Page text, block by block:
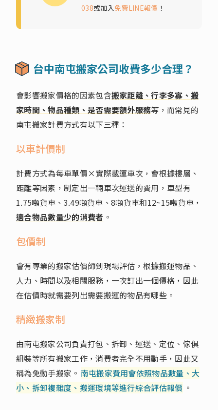
038或加入免費LINE報價 ！
台中南屯搬家公司收費多少合理？
會影響搬家價格的因素包含搬家距離、行李多寡、搬
家時間、物品種類、是否需要額外服務等，而常見的
南屯搬家計費方式有以下三種：
以車計價制
計費方式為每車單價×實際載運車次，會根據樓層、
距離等因素，制定出一輛車次運送的費用，車型有
1.75噸貨車、3.49噸貨車、8噸貨車和12~15噸貨車，
適合物品數量少的消費者 。
包價制
會有專業的搬家估價師到現場評估，根據搬運物品、
人力、時間以及相關服務，一次訂出一個價格，因此
在估價時就需要列出需要搬運的物品有哪些。
精緻搬家制
由南屯搬家公司負責打包、拆卸、運送、定位、傢俱
組裝等所有搬家工作，消費者完全不用動手，因此又
稱為免動手搬家。 南屯搬家費用會依照物品數量、大
小、拆卸複雜度、搬運環境等進行綜合評估報價 。